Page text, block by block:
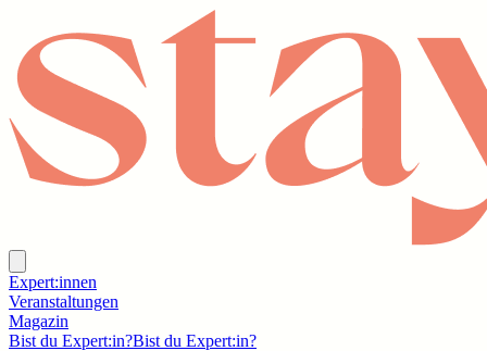
Expert:innen
Veranstaltungen
Magazin
Bist du Expert:in?Bist du Expert:in?